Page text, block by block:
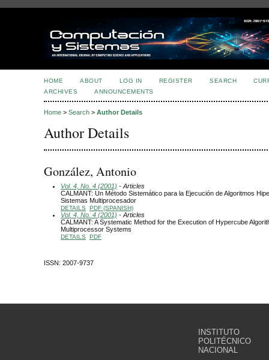
HOME ABOUT LOG IN REGISTER SEARCH
ARCHIVES
ANNOUNCEMENTS
Home > Search > Author Details
Author Details
González, Antonio
Vol. 4, No. 4 (2001) - Articles
CALMANT: Un Método Sistemático para la Ejecución de Algoritmos
Sistemas Multiprocesador
DETAILS PDF (SPANISH)
Vol. 4, No. 4 (2001) - Articles
CALMANT: A Systematic Method for the Execution of Hypercube
Multiprocessor Systems
DETAILS PDF
ISSN: 2007-9737
INSTITUTO
POLITÉCNICO
NACIONAL